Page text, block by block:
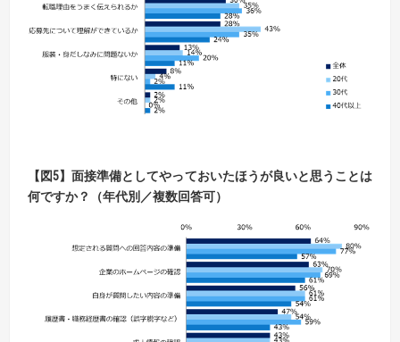
【 図5】面接準備としてやっておいたほうが良いと思うことは
何ですか？（年代別／複数回答可）